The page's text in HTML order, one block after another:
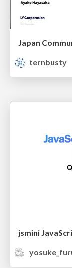
ternbusty
jsmini